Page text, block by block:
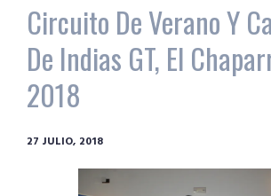
Circuito De Verano Y
De Indias GT, El
2018
27 JULIO, 2018